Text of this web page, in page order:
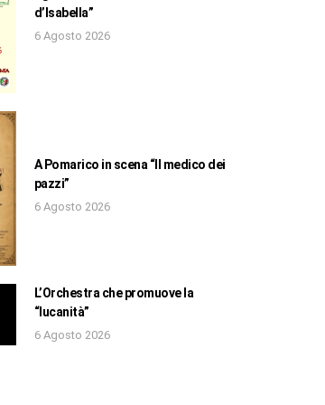
d’Isabella”
6 Agosto 2026
A Pomarico in scena “Il medico dei
pazzi”
6 Agosto 2026
L’Orchestra che promuove la
“lucanità”
6 Agosto 2026